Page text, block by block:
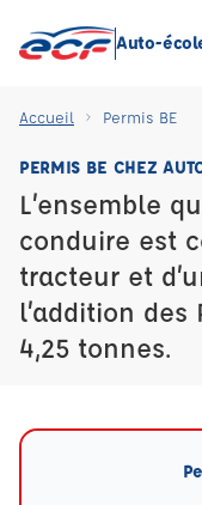
Auto-
Accueil Permis BE
PERMIS BE CHEZ
L’ensemble
conduire est
tracteur et
l’addition des
4,25 tonnes.